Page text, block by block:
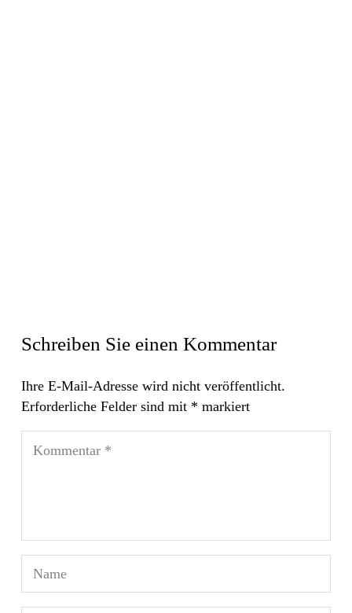
Schreiben Sie einen Kommentar
Ihre E-Mail-Adresse wird nicht veröffentlicht.
Erforderliche Felder sind mit * markiert